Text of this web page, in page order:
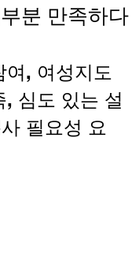
분 만족하다
, 여성지도
심도 있는 설
필요성 요